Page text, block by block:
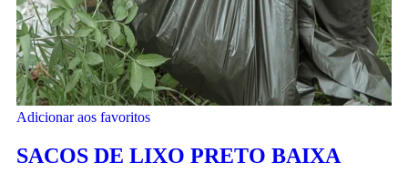
Adicionar aos favoritos
SACOS DE LIXO PRETO BAIXA